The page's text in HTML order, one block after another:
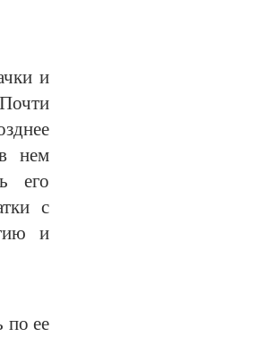
и
нем
его
с
и
по ее